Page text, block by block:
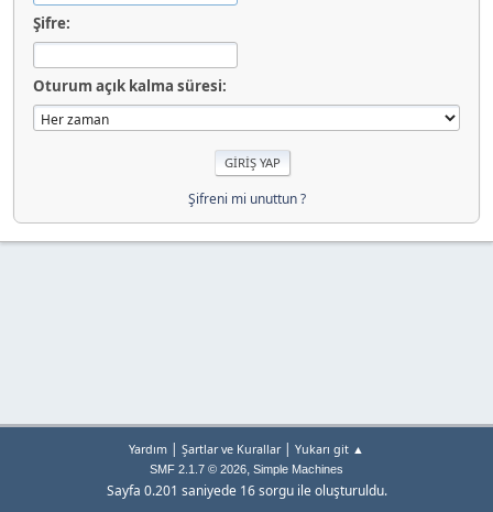
Şifre:
Oturum açık kalma süresi:
Şifreni mi unuttun ?
Yardım | Şartlar ve Kurallar| Yukarı git ▲
SMF 2.1.7 © 2026, Simple Machines
Sayfa 0.201 saniyede 16 sorgu ile oluşturuldu.